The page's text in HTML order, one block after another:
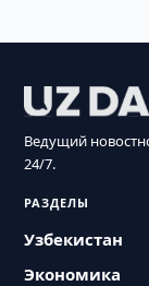
Ведущий
24/7.
РАЗДЕЛЫ
Узбекистан
Экономика